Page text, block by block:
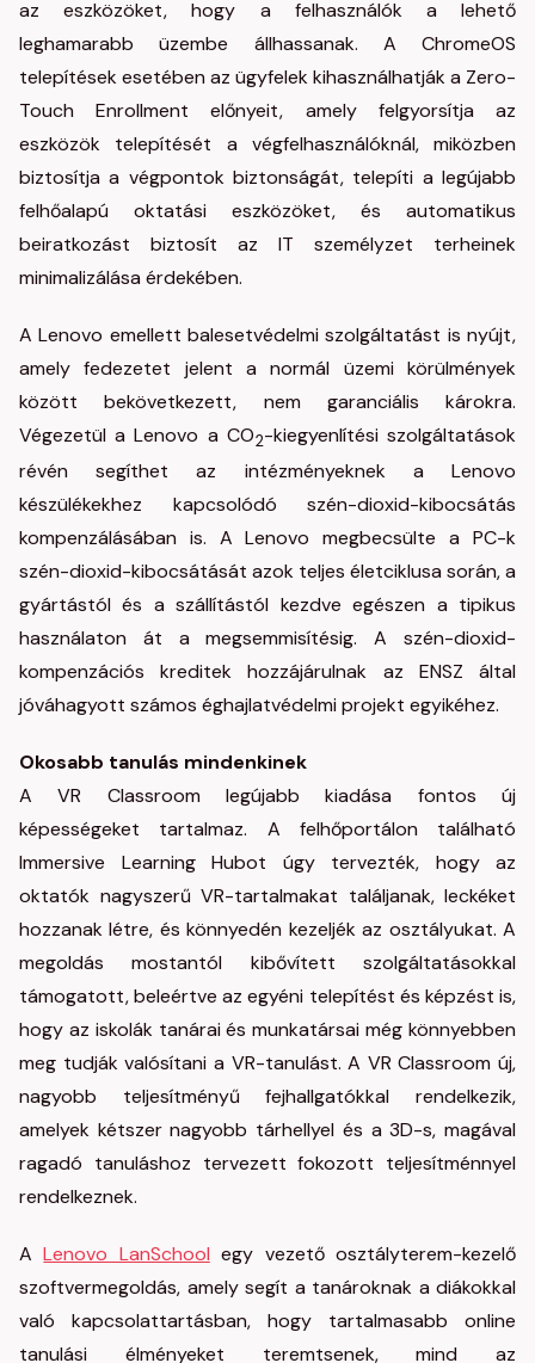
az eszközöket, hogy a felhasználók a lehető
leghamarabb üzembe állhassanak. A ChromeOS
telepítések esetében az ügyfelek kihasználhatják a Zero-
Touch Enrollment előnyeit, amely felgyorsítja az
eszközök telepítését a végfelhasználóknál, miközben
biztosítja a végpontok biztonságát, telepíti a legújabb
felhőalapú oktatási eszközöket, és automatikus
beiratkozást biztosít az IT személyzet terheinek
minimalizálása érdekében.
A Lenovo emellett balesetvédelmi szolgáltatást is nyújt,
amely fedezetet jelent a normál üzemi körülmények
között bekövetkezett, nem garanciális károkra.
Végezetül a Lenovo a CO2-kiegyenlítési szolgáltatások
révén segíthet az intézményeknek a Lenovo
készülékekhez kapcsolódó szén-dioxid-kibocsátás
kompenzálásában is. A Lenovo megbecsülte a PC-k
szén-dioxid-kibocsátását azok teljes életciklusa során, a
gyártástól és a szállítástól kezdve egészen a tipikus
használaton át a megsemmisítésig. A szén-dioxid-
kompenzációs kreditek hozzájárulnak az ENSZ által
jóváhagyott számos éghajlatvédelmi projekt egyikéhez.
Okosabb tanulás mindenkinek
A VR Classroom legújabb kiadása fontos új
képességeket tartalmaz. A felhőportálon található
Immersive Learning Hubot úgy tervezték, hogy az
oktatók nagyszerű VR-tartalmakat találjanak, leckéket
hozzanak létre, és könnyedén kezeljék az osztályukat. A
megoldás mostantól kibővített szolgáltatásokkal
támogatott, beleértve az egyéni telepítést és képzést is,
hogy az iskolák tanárai és munkatársai még könnyebben
meg tudják valósítani a VR-tanulást. A VR Classroom új,
nagyobb teljesítményű fejhallgatókkal rendelkezik,
amelyek kétszer nagyobb tárhellyel és a 3D-s, magával
ragadó tanuláshoz tervezett fokozott teljesítménnyel
rendelkeznek.
ALenovo LanSchool egy vezető osztályterem-kezelő
szoftvermegoldás, amely segít a tanároknak a diákokkal
való kapcsolattartásban, hogy tartalmasabb online
tanulási élményeket teremtsenek, mind az